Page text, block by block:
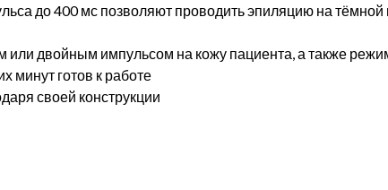
до 400 мс позволяют проводить эпиляцию на тёмной
двойным импульсом на кожу пациента, а также
минут готов к работе
своей конструкции